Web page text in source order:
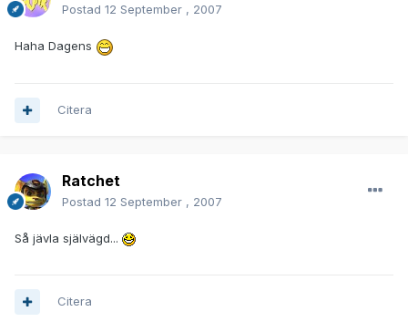
Postad 12 September , 2007
Haha Dagens
Citera
Ratchet
Postad 12 September , 2007
Så jävla självägd...
Citera